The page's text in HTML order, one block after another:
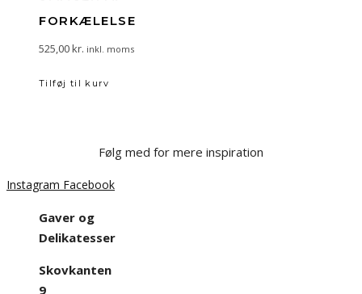
FORKÆLELSE
525,00kr. inkl. moms
Tilføj til kurv
Følg med for mere inspiration
Instagram Facebook
Gaver og
Delikatesser
Skovkanten
9